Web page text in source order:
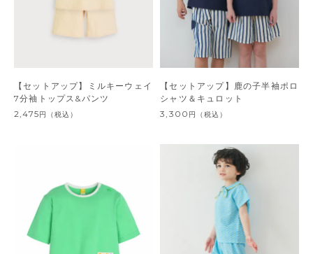
【セットアップ】ミルキーウェイ
7分袖トップス&パンツ
2,475円 （税込）
【セットアップ】鹿の子半袖ポロ
シャツ＆キュロット
3,300 円 （税込）